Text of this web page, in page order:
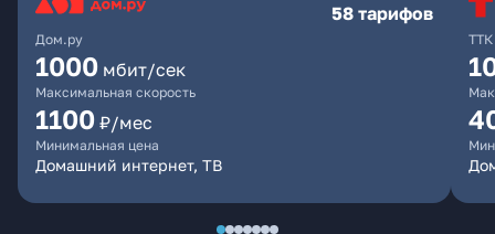
Дом.ру
58 тарифов
1000 мбит/сек
Максимальная скорость
1100 ₽/мес
Минимальная цена
Домашний интернет, ТВ
ТТК